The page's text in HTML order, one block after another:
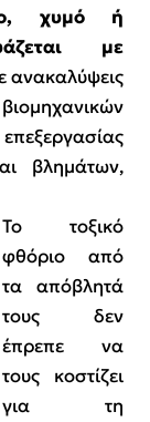
χυμό ή
με
ανακαλύψεις
βλημάτων,
Το τοξικό
φθόριο από
τα απόβλητά
τους δεν
έπρεπε να
τους κοστίζει
για τη